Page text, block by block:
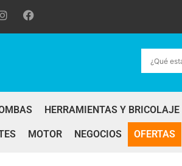
HERRAMIENTAS Y BRICOLAJE
MOTOR NEGOCIOS OFERTAS